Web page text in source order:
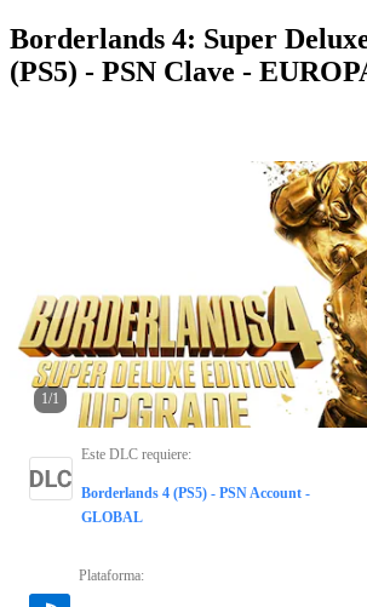
Borderlands 4: Super
(PS5) - PSN Clave -
1/1
Este DLC requiere:
Borderlands 4 (PS5) - PSN Account -
GLOBAL
Plataforma: